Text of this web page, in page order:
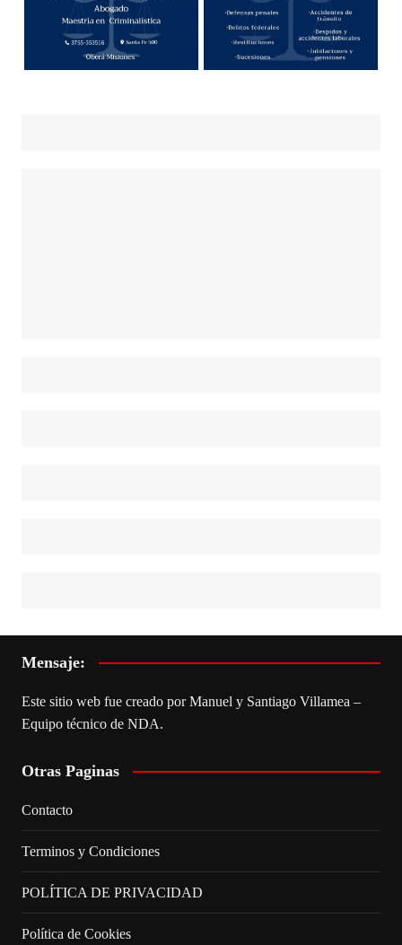
Mensaje:
Este sitio web fue creado por Manuel y Santiago Villamea –
Equipo técnico de NDA.
Otras Paginas
Contacto
Terminos y Condiciones
POLÍTICA DE PRIVACIDAD
Política de Cookies